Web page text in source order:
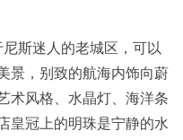
斯迷人的老城区，可以
景，别致的航海内饰向蔚
术风格、水晶灯、海洋条
皇冠上的明珠是宁静的水